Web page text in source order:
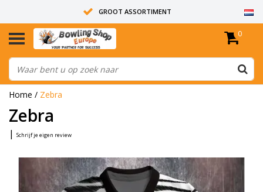
GROOT ASSORTIMENT
14 DAGEN RETOUR RECHT
ALLE BOWLINGBALLEN ZIJN ONGEBOORD
0
Home / Zebra
Zebra
| Schrijf je eigen review